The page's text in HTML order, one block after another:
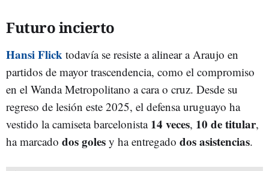
Futuro incierto
Hansi Flick todavía se resiste a alinear a Araujo en
partidos de mayor trascendencia, como el compromiso
en el Wanda Metropolitano a cara o cruz. Desde su
regreso de lesión este 2025, el defensa uruguayo ha
vestido la camiseta barcelonista 14 veces, 10 de titular,
ha marcado dos goles y ha entregado dos asistencias.